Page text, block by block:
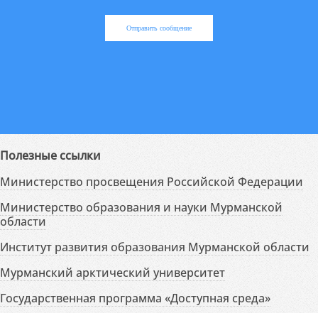
Отправить сообщение
Полезные ссылки
Министерство просвещения Российской Федерации
Министерство образования и науки Мурманской
области
Институт развития образования Мурманской области
Мурманский арктический университет
Государственная программа «Доступная среда»